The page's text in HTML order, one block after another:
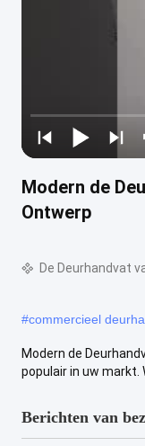
Modern de
Ontwerp
De Deurhandvat
#commercieel
Modern de
populair in uw markt.
Berichten van